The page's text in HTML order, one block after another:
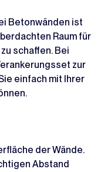
Betonwänden ist
Raum für
schaffen. Bei
zur
einfach mit Ihrer
der Wände.
Abstand